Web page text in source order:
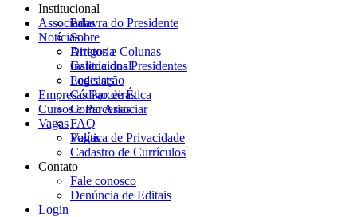
Institucional
Palavra do Presidente
Sobre
Diretoria
Galeria dos Presidentes
Legislação
Código de Ética
Como Associar
FAQ
Política de Privacidade
Associadas
Notícias
Artigos e Colunas
Institucional
Podcasts
Empresas Parceiras
Cursos e Parcerias
Vagas
Vagas
Cadastro de Currículos
Contato
Fale conosco
Denúncia de Editais
Login